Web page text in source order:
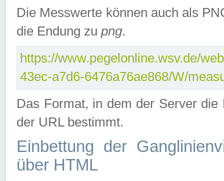
Die Messwerte können auch als
die Endung zu png.
https://www.pegelonline.wsv.de/
43ec-a7d6-6476a76ae868/W/
Das Format, in dem der Server
der URL bestimmt.
Einbettung der
über HTML